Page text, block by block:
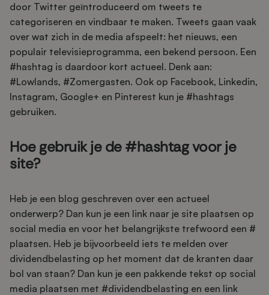
door Twitter geïntroduceerd om tweets te
categoriseren en vindbaar te maken. Tweets gaan vaak
over wat zich in de media afspeelt: het nieuws, een
populair televisieprogramma, een bekend persoon. Een
#hashtag is daardoor kort actueel. Denk aan:
#Lowlands, #Zomergasten. Ook op Facebook, Linkedin,
Instagram, Google+ en Pinterest kun je #hashtags
gebruiken.
Hoe gebruik je de #hashtag voor je
site?
Heb je een blog geschreven over een actueel
onderwerp? Dan kun je een link naar je site plaatsen op
social media en voor het belangrijkste trefwoord een #
plaatsen. Heb je bijvoorbeeld iets te melden over
dividendbelasting op het moment dat de kranten daar
bol van staan? Dan kun je een pakkende tekst op social
media plaatsen met #dividendbelasting en een link